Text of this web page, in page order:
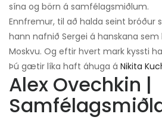
sína og börn á samfélagsmiðlum.
Ennfremur, til að halda seint
hann nafnið Sergei á hanskana
Moskvu. Og eftir hvert mark kyssti
Þú gætir líka haft áhuga á Nikita
Alex Ovechkin |